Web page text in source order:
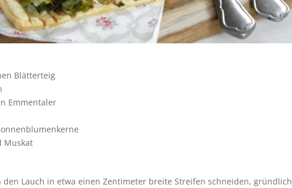
Blätterteig
Emmentaler
Muskat
den Lauch in etwa einen Zentimeter breite Streifen schneiden, gründlich